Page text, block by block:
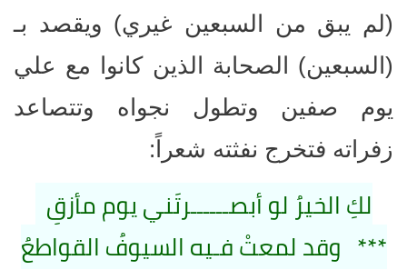
(لم يبق من السبعين غيري) ويقصد بـ
(السبعين) الصحابة الذين كانوا مع علي
يوم صفين وتطول نجواه وتتصاعد
زفراته فتخرج نفثته شعراً:
لكِ الخيرُ لو أبصــــــرتَني يوم مأزقٍ
*** وقد لمعتْ فـيه السيوفُ القواطعُ